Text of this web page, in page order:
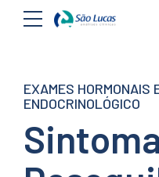
EXAMES HORMONAIS
ENDOCRINOLÓGICO